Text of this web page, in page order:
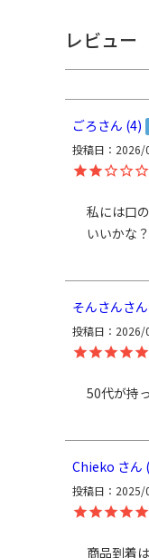
テ
素
材
100％（※裏
ダーベルト
／ ＜
通） ／ 革
日本製
支
払
方
PayPay
クレジット
の都合上
規約に基づ
ゆう
V字カット
ル。ちょっ
ちやすいサ
レビュー
ごろ 4
投稿日
2026/
私には口
いいかな？
そんさん
投稿日
2026/
50代が持
Chieko
投稿日
2025/
商品到着